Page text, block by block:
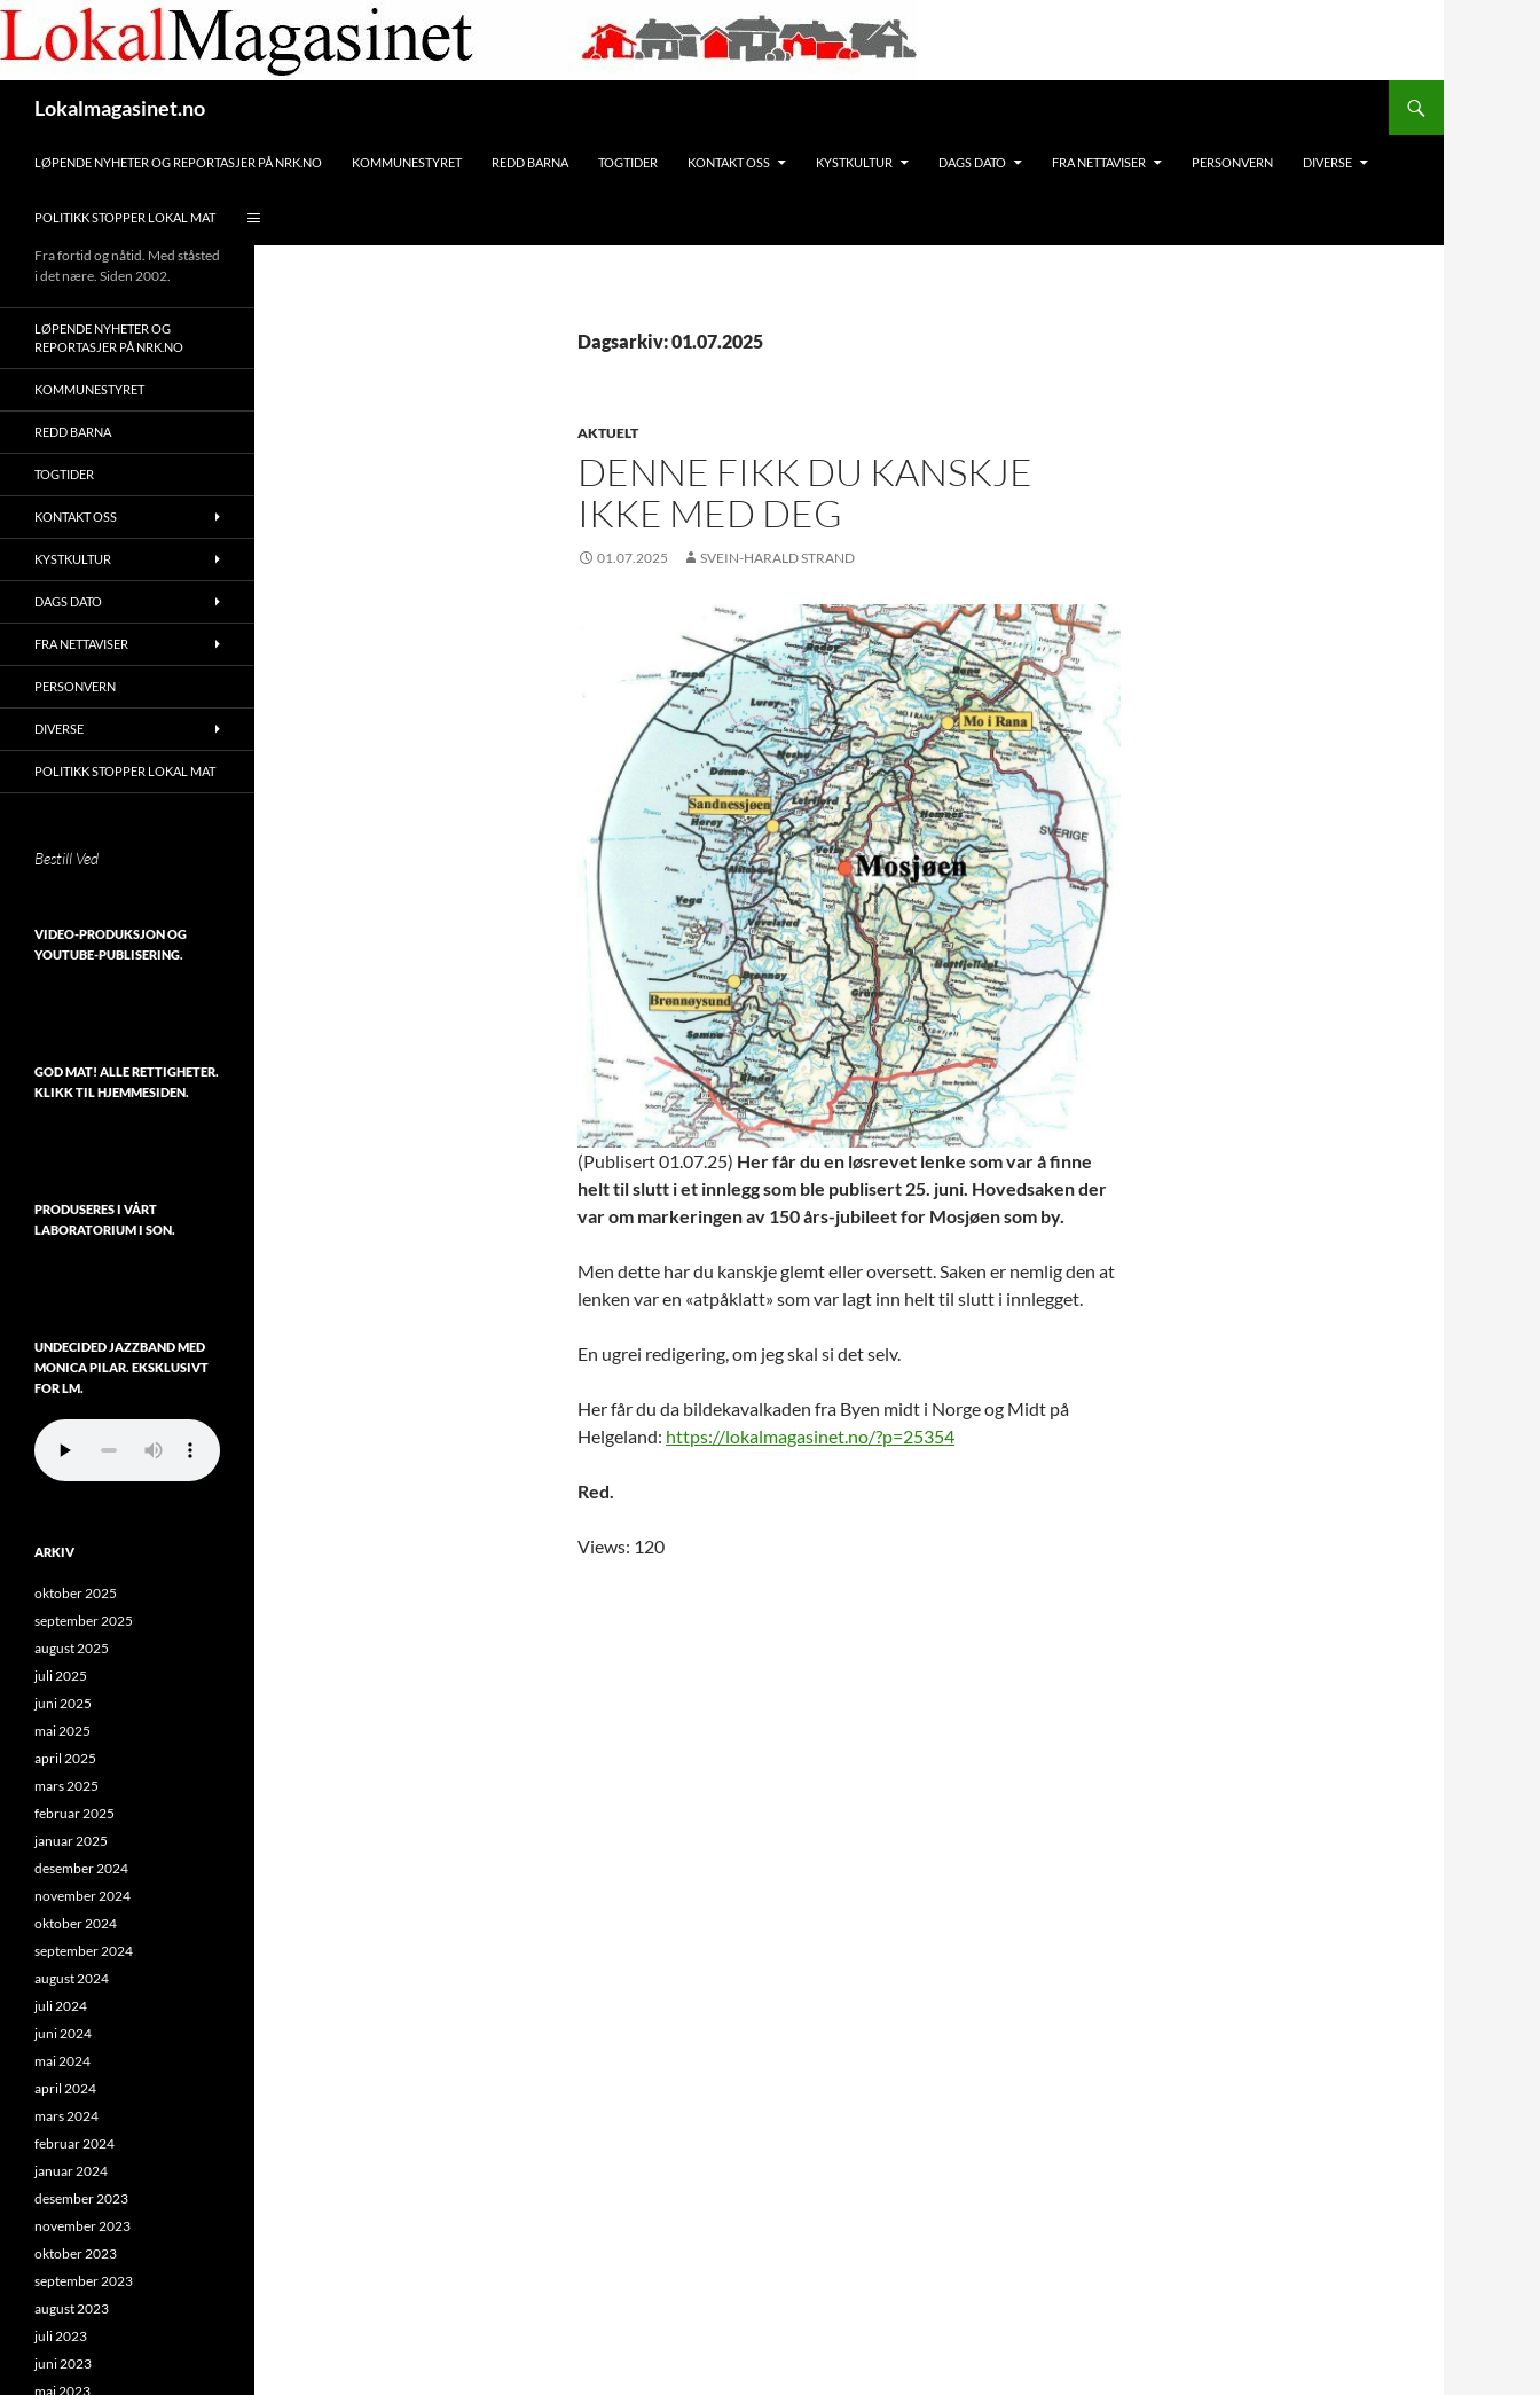
Gå
innhaldet
Lokalmagasinet.no
LØPENDE NYHETER OG REPORTASJER PÅ NRK.NO KOMMUNESTYRET REDD BARNA TOGTIDER KONTAKT OSS KYSTKULTUR DAGS DATO FRA NETTAVISER PERSONVERN DIVERSE
POLITIKK STOPPER LOKAL MAT
Dagsarkiv: 01.07.2025
AKTUELT
DENNE FIKK DU KANSKJE
IKKE MED DEG
01.07.2025 SVEIN-HARALD STRAND
(Publisert 01.07.25) Her får du en løsrevet lenke som var å finne
helt til slutt i et innlegg som ble publisert 25. juni. Hovedsaken der
var om markeringen av 150 års-jubileet for Mosjøen som by.
Men dette har du kanskje glemt eller oversett. Saken er nemlig den at
lenken var en «atpåklatt» som var lagt inn helt til slutt i innlegget.
En ugrei redigering, om jeg skal si det selv.
Her får du da bildekavalkaden fra Byen midt i Norge og Midt på
Helgeland: https://lokalmagasinet.no/?p=25354
Red.
Views: 120
Fra fortid og nåtid. Med ståsted
i det nære. Siden 2002.
LØPENDE NYHETER OG
REPORTASJER PÅ NRK.NO
KOMMUNESTYRET
REDD BARNA
TOGTIDER
KONTAKT OSS
KYSTKULTUR
DAGS DATO
FRA NETTAVISER
PERSONVERN
DIVERSE
POLITIKK STOPPER LOKAL MAT
Bestill Ved
VIDEO-PRODUKSJON OG
YOUTUBE-PUBLISERING.
GOD MAT! ALLE RETTIGHETER.
KLIKK TIL HJEMMESIDEN.
PRODUSERES I VÅRT
LABORATORIUM I SON.
UNDECIDED JAZZBAND MED
MONICA PILAR. EKSKLUSIVT
FOR LM.
ARKIV
oktober 2025
september 2025
august 2025
juli 2025
juni 2025
mai 2025
april 2025
mars 2025
februar 2025
januar 2025
desember 2024
november 2024
oktober 2024
september 2024
august 2024
juli 2024
juni 2024
mai 2024
april 2024
mars 2024
februar 2024
januar 2024
desember 2023
november 2023
oktober 2023
september 2023
august 2023
juli 2023
juni 2023
mai 2023